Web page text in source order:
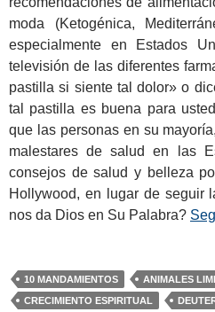
moda (Ketogénica,
especialmente en Estados
televisión de las diferentes
pastilla si siente tal dolor» o
tal pastilla es buena para
que las personas en su
malestares de salud en las
consejos de salud y belleza
Hollywood, en lugar de seguir
nos da Dios en Su Palabra?
10 MANDAMIENTOS
ANIMALES
CRECIMIENTO ESPIRITUAL